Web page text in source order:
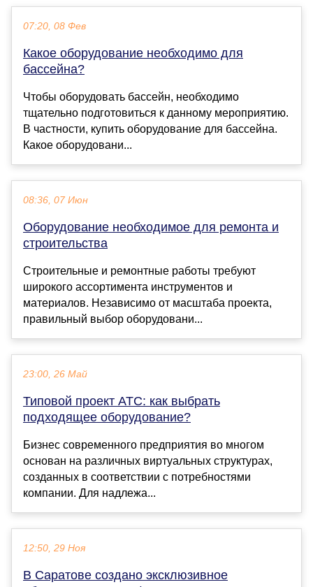
07:20, 08 Фев
Какое оборудование необходимо для
бассейна?
Чтобы оборудовать бассейн, необходимо
тщательно подготовиться к данному мероприятию.
В частности, купить оборудование для бассейна.
Какое оборудовани...
08:36, 07 Июн
Оборудование необходимое для ремонта и
строительства
Строительные и ремонтные работы требуют
широкого ассортимента инструментов и
материалов. Независимо от масштаба проекта,
правильный выбор оборудовани...
23:00, 26 Май
Типовой проект АТС: как выбрать
подходящее оборудование?
Бизнес современного предприятия во многом
основан на различных виртуальных структурах,
созданных в соответствии с потребностями
компании. Для надлежа...
12:50, 29 Ноя
В Саратове создано эксклюзивное